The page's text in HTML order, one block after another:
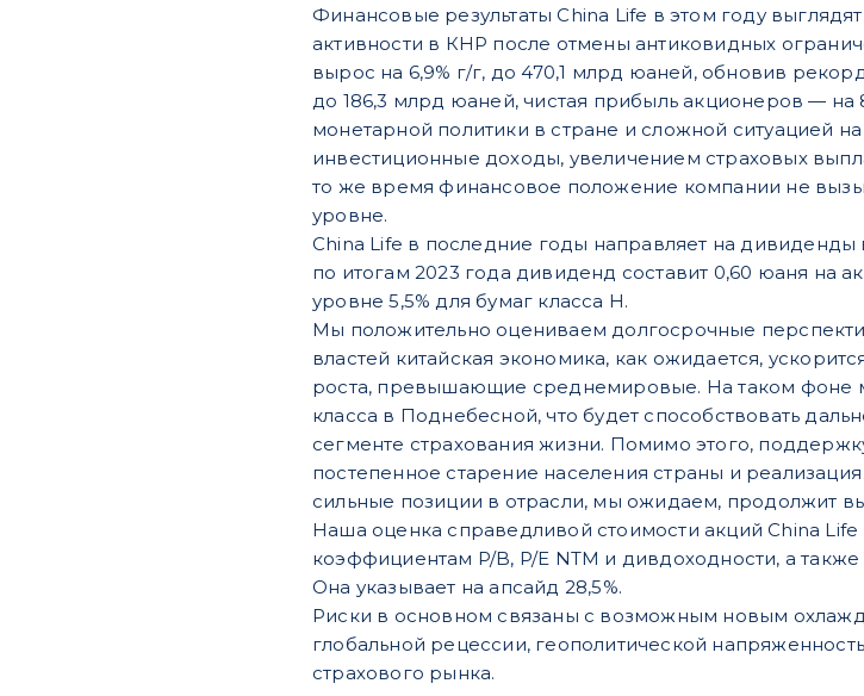
Финансовые результаты China Life в этом году
активности в КНР после отмены антиковидных
вырос на 6,9% г/г, до 470,1 млрд юаней, обновив
до 186,3 млрд юаней, чистая прибыль акционеров —
монетарной политики в стране и сложной ситуацией
инвестиционные доходы, увеличением страховых
то же время финансовое положение компании не
уровне.
China Life в последние годы направляет на
по итогам 2023 года дивиденд составит 0,60 юаня на
уровне 5,5% для бумаг класса H.
Мы положительно оцениваем долгосрочные
властей китайская экономика, как ожидается,
роста, превышающие среднемировые. На таком фоне
класса в Поднебесной, что будет способствовать
сегменте страхования жизни. Помимо этого,
постепенное старение населения страны и
сильные позиции в отрасли, мы ожидаем, продолжит
Наша оценка справедливой стоимости акций China
коэффициентам P/B, P/E NTM и дивдоходности, а
Она указывает на апсайд 28,5%.
Риски в основном связаны с возможным новым
глобальной рецессии, геополитической
страхового рынка.